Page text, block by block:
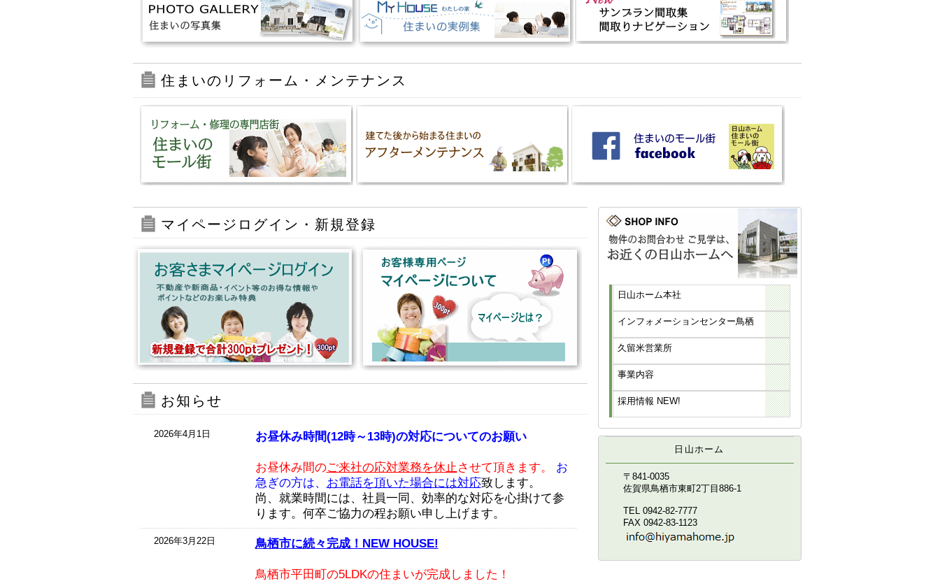
住まいのリフォーム・メンテナンス
マイページログイン・新規登録
お知らせ
2026年4月1日 お昼休み時間(12時～13時)の対応についてのお願い
お昼休み間のご来社の応対業務を休止 させて頂きます。
お
急ぎの方は、 お電話を頂いた場合には対応致します。
尚、就業時間には、社員一同、効率的な対応を心掛けて参
ります。何卒ご協力の程お願い申し上げます。
2026年3月22日 鳥栖市に続々完成！NEW HOUSE!
鳥栖市平田町の5LDKの住まいが完成しました！
日山ホーム本社
インフォメーションセンター鳥栖
久留米営業所
事業内容
採用情報 NEW!
日山ホーム
〒841-0035
佐賀県鳥栖市東町2丁目886-1
TEL 0942-82-7777
FAX 0942-83-1123